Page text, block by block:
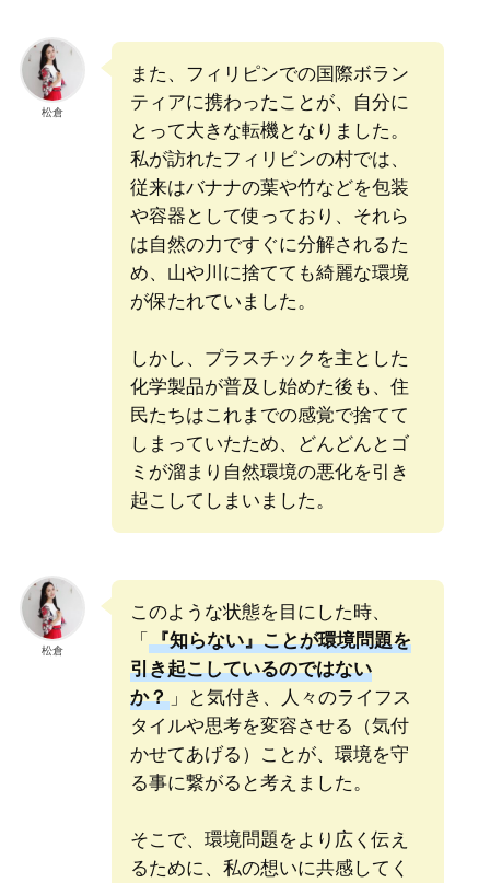
松倉
また、フィリピンでの国際ボラン
ティアに携わったことが、自分に
とって大きな転機となりました。
私が訪れたフィリピンの村では、
従来はバナナの葉や竹などを包装
や容器として使っており、それら
は自然の力ですぐに分解されるた
め、山や川に捨てても綺麗な環境
が保たれていました。
しかし、プラスチックを主とした
化学製品が普及し始めた後も、住
民たちはこれまでの感覚で捨てて
しまっていたため、どんどんとゴ
ミが溜まり自然環境の悪化を引き
起こしてしまいました。
松倉
このような状態を目にした時、
「 『知らない』ことが環境問題を
引き起こしているのではない
か？」と気付き、人々のライフス
タイルや思考を変容させる（気付
かせてあげる）ことが、環境を守
る事に繋がると考えました。
そこで、環境問題をより広く伝え
るために、私の想いに共感してく